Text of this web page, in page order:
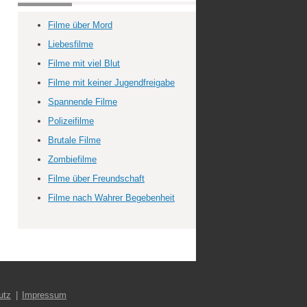
Filme über Mord
Liebesfilme
Filme mit viel Blut
Filme mit keiner Jugendfreigabe
Spannende Filme
Polizeifilme
Brutale Filme
Zombiefilme
Filme über Freundschaft
Filme nach Wahrer Begebenheit
Impressum